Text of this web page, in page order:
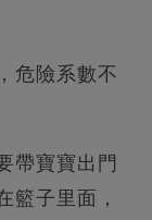
危險系數不
帶寶寶出門
籃子里面，